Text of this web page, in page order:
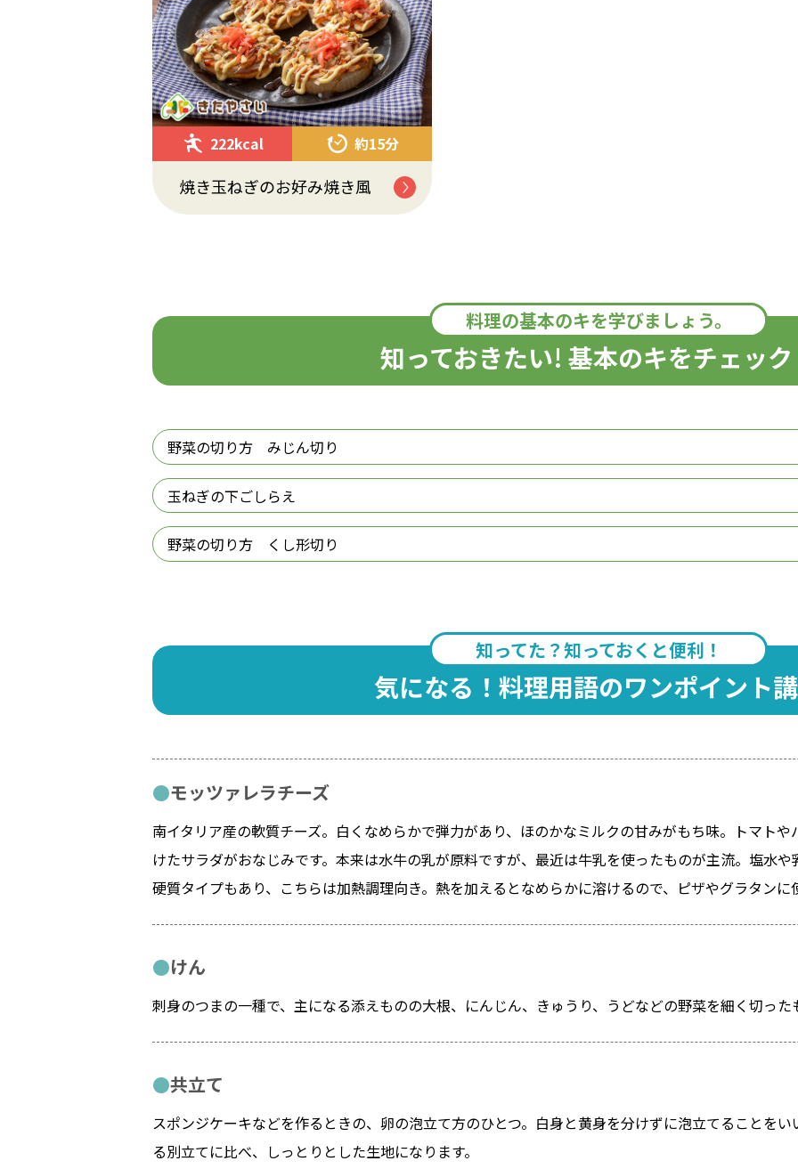
222kcal 約15分
焼き玉ねぎのお好み焼き風
料理の基本のキを学びましょう。
知っておきたい! 基本のキをチェッ
野菜の切り方 みじん切り
玉ねぎの下ごしらえ
野菜の切り方 くし形切り
知ってた？知っておくと便利！
気になる！料理用語のワンポイント
モッツァレラチーズ
南イタリア産の軟質チーズ。白くなめらかで弾力があり、ほのかなミルクの甘みがもち味。トマト
けたサラダがおなじみです。本来は水牛の乳が原料ですが、最近は牛乳を使ったものが主流。塩水
硬質タイプもあり、こちらは加熱調理向き。熱を加えるとなめらかに溶けるので、ピザやグラタンに
けん
刺身のつまの一種で、主になる添えものの大根、にんじん、きゅうり、うどなどの野菜を細く切った
共立て
スポンジケーキなどを作るときの、卵の泡立て方のひとつ。白身と黄身を分けずに泡立てることを
る別立てに比べ、しっとりとした生地になります。